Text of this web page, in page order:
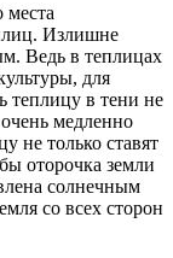
Излишне
Ведь в теплицах
для
теплицу в тени не
медленно
не только ставят
оторочка земли
солнечным
со всех сторон